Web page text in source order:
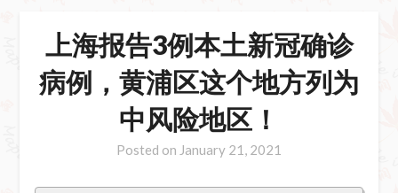
上海报告3例本土新冠确诊
病例，黄浦区这个地方列为
中风险地区！
Posted on January 21, 2021